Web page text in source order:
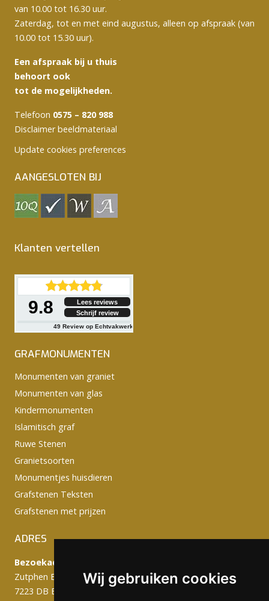
Wij gebruiken cookies
van 10.00 tot 16.30 uur.
Zaterdag, tot en met eind augustus, alleen op afspraak (van
10.00 tot 15.30 uur).
Een afspraak bij u thuis
behoort ook
tot de mogelijkheden.
Telefoon 0575 – 820 988
Disclaimer beeldmateriaal
Update cookies preferences
AANGESLOTEN BIJ
Klanten vertellen
9.8
Lees reviews
Schrijf review
49 Review op Echtvakwerk
GRAFMONUMENTEN
Monumenten van graniet
Monumenten van glas
Kindermonumenten
Islamitisch graf
Ruwe Stenen
Granietsoorten
Monumentjes huisdieren
Grafstenen Teksten
Grafstenen met prijzen
ADRES
Bezoekadres:
Zutphen Emmerikseweg 103C
7223 DB Baak